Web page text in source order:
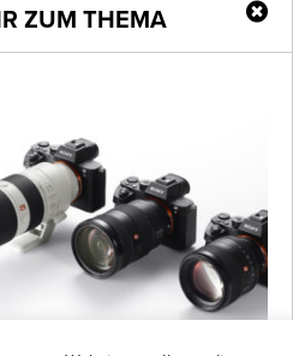
ZUM THEMA
GmbH. All rights